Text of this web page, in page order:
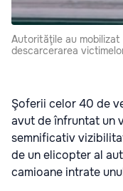
Autorităţile au
descarcerarea
Şoferii celor 40 de
avut de înfruntat un
semnificativ
de un elicopter al
camioane intrate